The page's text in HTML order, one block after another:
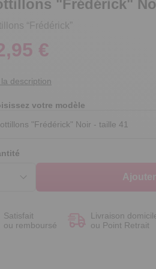
"Frédérick"
“Frédérick”
€
description
votre modèle
Satisfait
ou remboursé
Livraison
ou Point Retrait